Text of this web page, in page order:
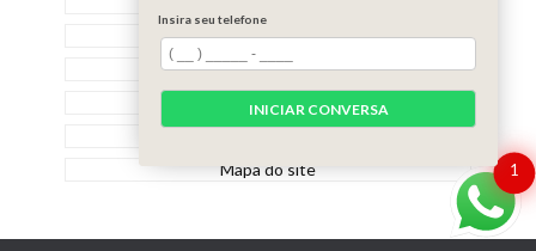
Quem Somos
Serviços
Contato
Mapa do site
1
Insira seu telefone
INICIAR CONVERSA